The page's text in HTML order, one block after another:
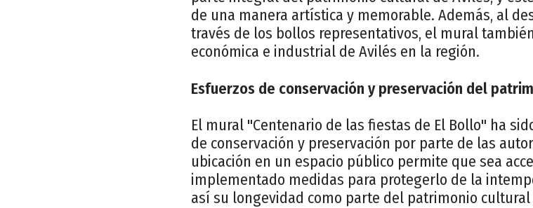
de una manera artística y memorable. Además, al
través de los bollos representativos, el mural
económica e industrial de Avilés en la región.
Esfuerzos de conservación y preservación del
El mural "Centenario de las fiestas de El Bollo" ha
de conservación y preservación por parte de las
ubicación en un espacio público permite que sea
implementado medidas para protegerlo de la
así su longevidad como parte del patrimonio cultural